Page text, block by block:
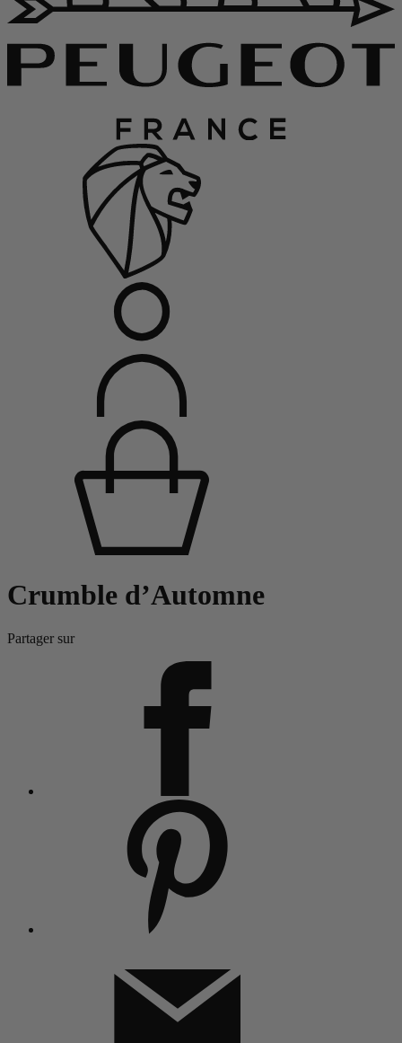
Crumble d’Automne
Partager sur